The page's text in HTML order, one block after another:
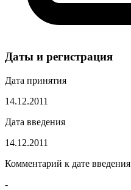
Даты и регистрация
Дата принятия
14.12.2011
Дата введения
14.12.2011
Комментарий к дате введения
-